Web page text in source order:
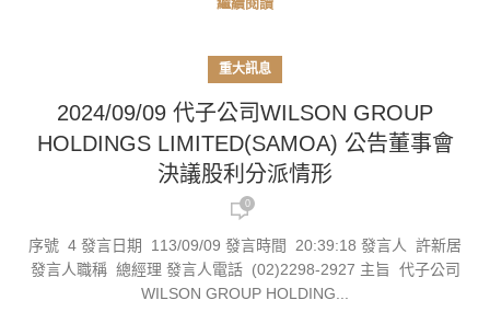
重大訊息
2024/09/09 代子公司WILSON GROUP
HOLDINGS LIMITED(SAMOA) 公告董事會
決議股利分派情形
0
序號 4 發言日期 113/09/09 發言時間 20:39:18 發言人 許新居
發言人職稱 總經理 發言人電話 (02)2298-2927 主旨 代子公司
WILSON GROUP HOLDING...